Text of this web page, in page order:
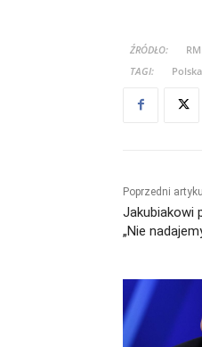
ŹRÓDŁO:
TAGI:
Polska
Poprzedni
Jakubiakowi
„Nie